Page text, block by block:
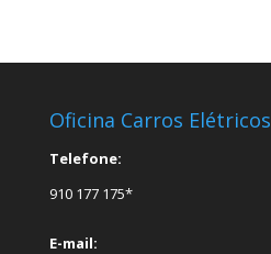
Oficina Carros Elétricos
Telefone:
910 177 175*
E-mail: